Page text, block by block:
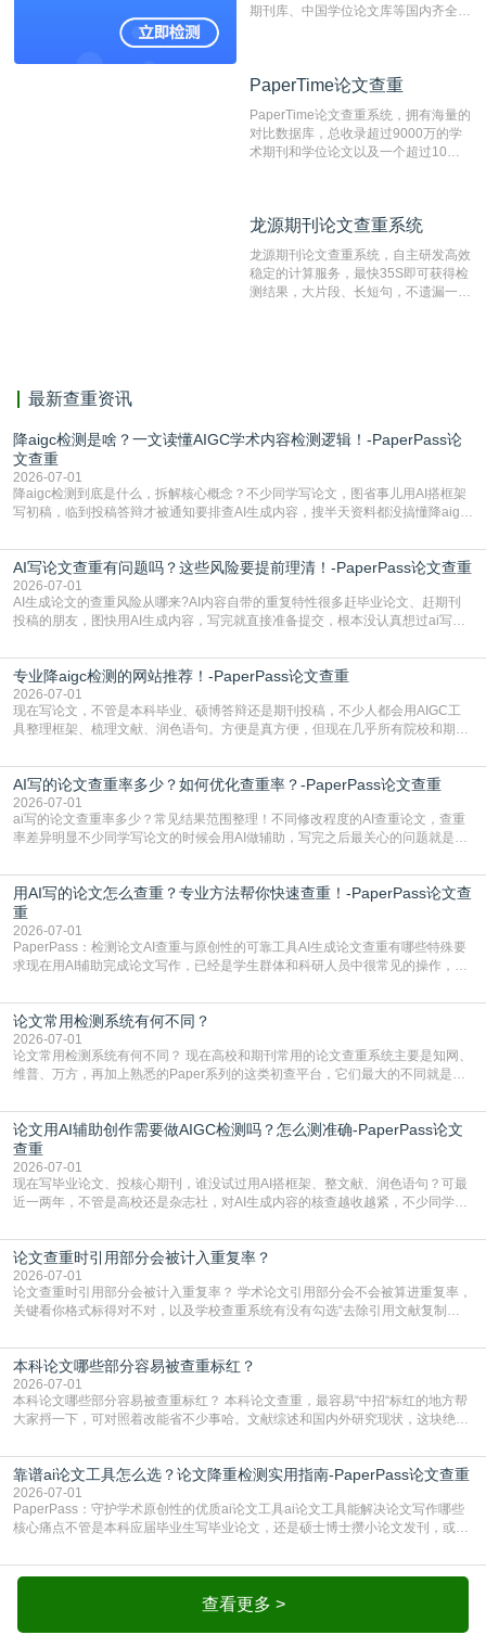
期刊库、中国学位论文库等国内齐全的
系统，可检测中文、英文两种语言的论
PaperTime论文查重
PaperTime论文查重系统，拥有海量的
对比数据库，总收录超过9000万的学
术期刊和学位论文以及一个超过10亿
对，利用指纹索引快速而精准地在云检
有相似的片段，该项技术检测速度快、
准确率高，市场反映良好。
龙源期刊论文查重系统
龙源期刊论文查重系统，自主研发高效
稳定的计算服务，最快35S即可获得检
测结果，大片段、长短句，不遗漏一处
最新查重资讯
降aigc检测是啥？一文读懂AIGC学术内容检测逻辑！-PaperPass论
文查重
2026-07-01
降aigc检测到底是什么，拆解核心概念？不少同学写论文，图省事儿用AI搭框架
写初稿，临到投稿答辩才被通知要排查AI生成内容，搜半天资料都没搞懂降aigc
怕是已经入行的科研人员，不少人也搞不清降aigc检测是啥，对相关要求摸不
准。其实，降aigc检测是伴随AIGC工具在学术领域普及诞生的新需求，核心是为
了满足现在高校、期刊对AI生
AI写论文查重有问题吗？这些风险要提前理清！-PaperPass论文查重
2026-07-01
AI生成论文的查重风险从哪来?AI内容自带的重复特性很多赶毕业论文、赶期刊
投稿的朋友，图快用AI生成内容，写完就直接准备提交，根本没认真想过ai写论
自带不可忽视的查重风险。AI训练依赖海量公开的文本数据，生成内容本质是基
于训练数据的概率拼接，不是从零开始的原创创作。生成过程中，很容易复用已
有的高频公共表述，甚至直接拼接已经公开
专业降aigc检测的网站推荐！-PaperPass论文查重
2026-07-01
现在写论文，不管是本科毕业、硕博答辩还是期刊投稿，不少人都会用AIGC工
具整理框架、梳理文献、润色语句。方便是真方便，但现在几乎所有院校和期刊
五遍还是过不了预检测的大有人在，这时候，找到靠谱的降AIGC检测率的网
站，就能少走好多弯路。PaperPass：守护学术原创性的智能伙伴AIGC生成内
容的学术合规痛点去年帮一个本科师弟改
AI写的论文查重率多少？如何优化查重率？-PaperPass论文查重
2026-07-01
ai写的论文查重率多少？常见结果范围整理！不同修改程度的AI查重论文，查重
率差异明显不少同学写论文的时候会用AI做辅助，写完之后最关心的问题就是ai
实际情况和大家想的不太一样。AI训练依赖海量公开学术文献、网络内容，生成
内容本质是按照语义概率拼接已有内容，很容易和已发布的作品撞重复，甚至会
直接引用整段已有内容，所以查重率偏高是
用AI写的论文怎么查重？专业方法帮你快速查重！-PaperPass论文查
重
2026-07-01
PaperPass：检测论文AI查重与原创性的可靠工具AI生成论文查重有哪些特殊要
求现在用AI辅助完成论文写作，已经是学生群体和科研人员中很常见的操作，不
但很多人忽略了，AI生成的内容天生带有重复风险——训练AI的数据集本身就包
含大量已公开的学术内容、网络原创内容，AI输出内容时很容易无意识拼接出重
复片
论文常用检测系统有何不同？
2026-07-01
论文常用检测系统有何不同？ 现在高校和期刊常用的论文查重系统主要是知网、
维普、万方，再加上熟悉的Paper系列的这类初查平台，它们最大的不同就是数
查数值误导。知网（CNKI）是学校定稿检测的绝对主流。本科用PMLC，含大学
生联合比对库，能比历届学长论文，硕博用VIP/TMLC，含学术论文联合比对
库，期刊投稿用AMLMC/SML
论文用AI辅助创作需要做AIGC检测吗？怎么测准确-PaperPass论文
查重
2026-07-01
现在写毕业论文、投核心期刊，谁没试过用AI搭框架、整文献、润色语句？可最
近一两年，不管是高校还是杂志社，对AI生成内容的核查越收越紧，不少同学投
真的太亏。提前做AIGC检测，已经成了很多过来人交稿前必做的一步。为什么
AIGC检测成了论文答辩投稿前的必备项？可能还有不少人觉得，我就用AI搭了个
框架，内容都是自己写的，至于做AIG
论文查重时引用部分会被计入重复率？
2026-07-01
论文查重时引用部分会被计入重复率？ 学术论文引用部分会不会被算进重复率，
关键看你格式标得对不对，以及学校查重系统有没有勾选“去除引用文献复制
独占一行，每条文献用[1][2]方括号编号、与正文一一对应，著录项符合GB/T
7714（作者、题名、刊名、年、卷期、页码齐全，标点用半角）；查重系统识别
成功后通常把这段标为引用，
本科论文哪些部分容易被查重标红？
2026-07-01
本科论文哪些部分容易被查重标红？ 本科论文查重，最容易“中招“标红的地方帮
大家捋一下，可对照着改能省不少事哈。文献综述和国内外研究现状，这块绝对
乎一模一样的话，你要是直接复制百度百科、教材或别人写好的综述段落，系统
一抓一个准，整段飘红。研究背景、意义和方法描述也是不可避免，比如“本文采
用问卷调查法““运用SPSS软件进行数据分
靠谱ai论文工具怎么选？论文降重检测实用指南-PaperPass论文查重
2026-07-01
PaperPass：守护学术原创性的优质ai论文工具ai论文工具能解决论文写作哪些
核心痛点不管是本科应届毕业生写毕业论文，还是硕士博士攒小论文发刊，或是
自己逐句读逐句改，熬好几个大夜不说，还经常改不到点上，交上去才发现重复
率超标，再返工太折腾。现在有了成熟的ai论文工具，这些痛点基本都能高效解
决。靠谱的ai论文工具，不止能帮你梳查看更多 >